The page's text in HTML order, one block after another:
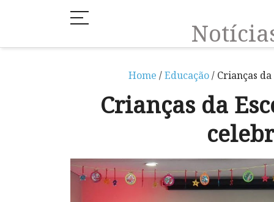
Home /Educação/ Crianças
Crianças da